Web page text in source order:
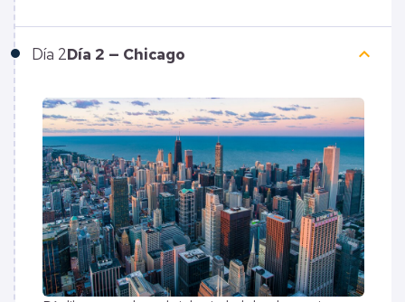
Día 2Día 2 — Chicago keyboard_arrow_up